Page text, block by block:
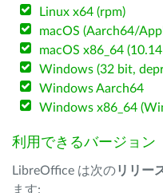
Linux x64 (rpm)
macOS (Aarch64/
macOS x86_64
Windows (32 bit,
Windows Aarch64
Windows x86_64
利用できるバージョン
LibreOffice は次のリリー
ます: